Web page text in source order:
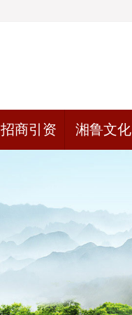
招商引资 湘鲁文化